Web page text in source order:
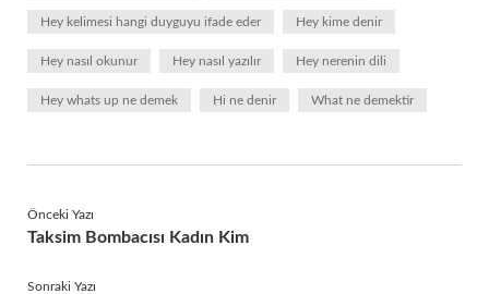
Hey kelimesi hangi duyguyu ifade eder Hey kime denir
Hey nasıl okunur Hey nasıl yazılır Hey nerenin dili
Hey whats up ne demek Hi ne denir What ne demektir
Önceki Yazı
Taksim Bombacısı Kadın Kim
Sonraki Yazı